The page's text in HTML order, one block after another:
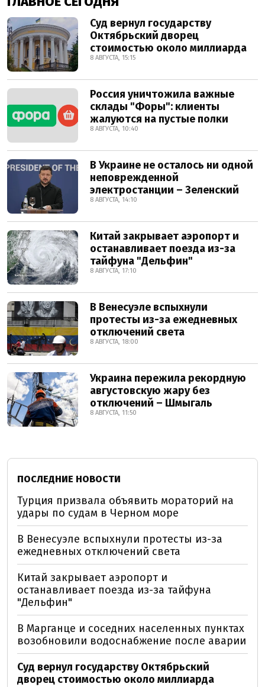
Суд вернул государству
Октябрьский дворец
стоимостью около миллиарда
8 АВГУСТА, 15:15
Россия уничтожила важные
склады "Форы": клиенты
жалуются на пустые полки
8 АВГУСТА, 10:40
В Украине не осталось ни одной
неповрежденной
электростанции – Зеленский
8 АВГУСТА, 14:10
Китай закрывает аэропорт и
останавливает поезда из-за
тайфуна "Дельфин"
8 АВГУСТА, 17:10
В Венесуэле вспыхнули
протесты из-за ежедневных
отключений света
8 АВГУСТА, 18:00
Украина пережила рекордную
августовскую жару без
отключений – Шмыгаль
8 АВГУСТА, 11:50
ПОСЛЕДНИЕ НОВОСТИ
Турция призвала объявить мораторий на
удары по судам в Черном море
В Венесуэле вспыхнули протесты из-за
ежедневных отключений света
Китай закрывает аэропорт и
останавливает поезда из-за тайфуна
"Дельфин"
В Марганце и соседних населенных пунктах
возобновили водоснабжение после аварии
Суд вернул государству Октябрьский
дворец стоимостью около миллиарда